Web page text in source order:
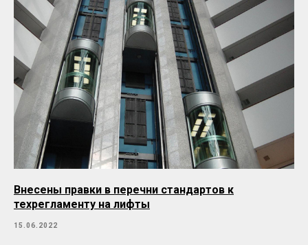
Внесены правки в перечни стандартов к
техрегламенту на лифты
15.06.2022